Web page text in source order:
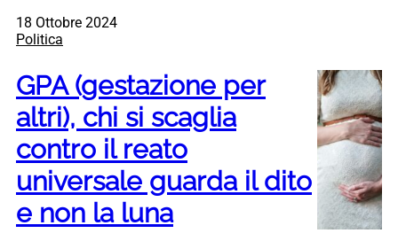
18 Ottobre 2024
Politica
GPA (gestazione per
altri), chi si scaglia
contro il reato
universale guarda il dito
e non la luna